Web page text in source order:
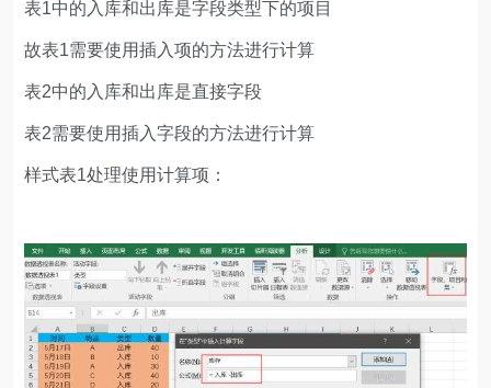
表1中的入库和出库是字段类型下的项目
故表1需要使用插入项的方法进行计算
表2中的入库和出库是直接字段
表2需要使用插入字段的方法进行计算
样式表1处理使用计算项：